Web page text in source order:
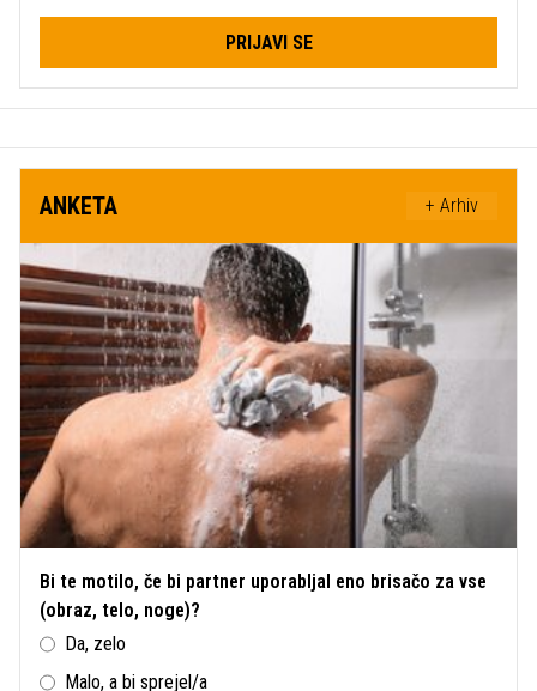
PRIJAVI SE
ANKETA + Arhiv
Bi te motilo, če bi partner uporabljal eno brisačo za vse
(obraz, telo, noge)?
Da, zelo
Malo, a bi sprejel/a